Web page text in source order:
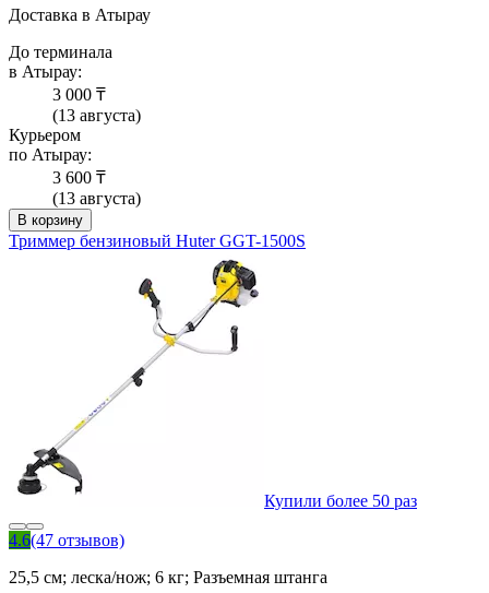
Доставка в Атырау
До терминала
в Атырау:
3 000 ₸
(13 августа)
Курьером
по Атырау:
3 600 ₸
(13 августа)
В корзину
Триммер бензиновый Huter GGT-1500S
Купили более 50 раз
4.6(47 отзывов)
25,5 см; леска/нож; 6 кг; Разъемная штанга